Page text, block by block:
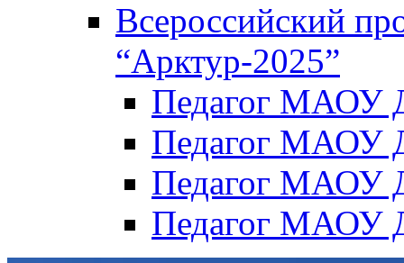
Всероссийский
“Арктур-2025”
Педагог МАОУ
Педагог МАОУ
Педагог МАОУ
Педагог МАОУ